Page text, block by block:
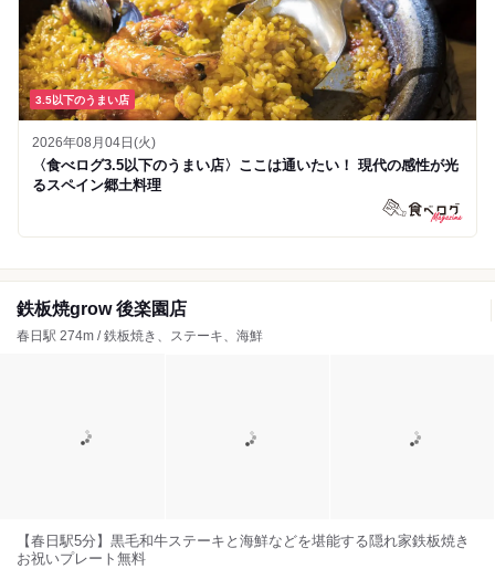
3.5以下のうまい店
2026年08月04日(火)
〈食べログ3.5以下のうまい店〉ここは通いたい！ 現代の感性が光
るスペイン郷土料理
鉄板焼grow 後楽園店
春日駅 274m / 鉄板焼き、ステーキ、海鮮
【春日駅5分】黒毛和牛ステーキと海鮮などを堪能する隠れ家鉄板焼き
お祝いプレート無料